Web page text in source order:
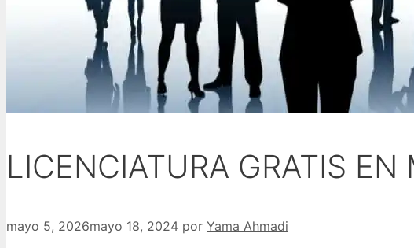
LICENCIATURA GRATIS EN
mayo 5, 2026mayo 18, 2024 por Yama Ahmadi